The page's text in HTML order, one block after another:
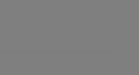
voor Type afzuigkap
informatie voor Breedte afzuigkap